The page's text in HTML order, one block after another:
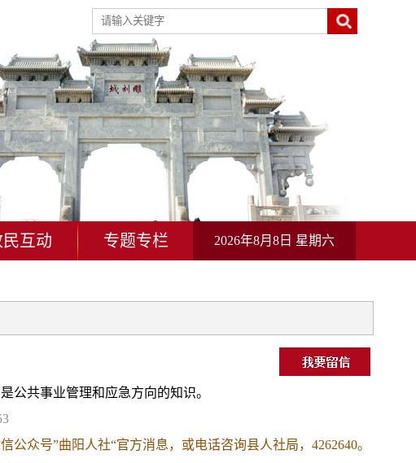
互动 专题专栏 2026年8月8日 星期六
公共事业管理和应急方向的知识。
众号”曲阳人社“官方消息，或电话咨询县人社局，4262640。